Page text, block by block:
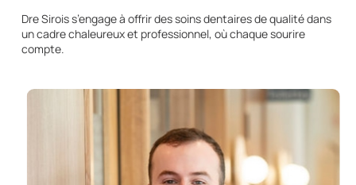
Dre Sirois s’engage à offrir des soins dentaires de qualité dans
un cadre chaleureux et professionnel, où chaque sourire
compte.